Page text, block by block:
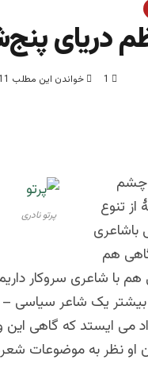
دریای
1 خواندن این مطلب 11 دقیقه زمان میبرد
پرتو نادری
چشم
تنوع
باشاعری
هم
با شاعری سروکار
بیشتر یک شاعر سیاسی
می ایستد که گاهی این
او نظر به موضوعات